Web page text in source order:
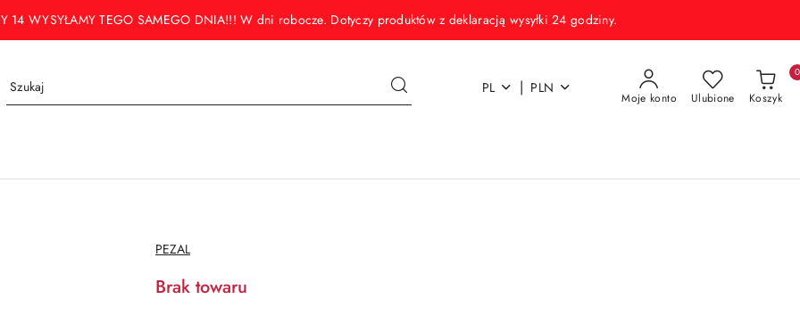
14 WYSYŁAMY TEGO SAMEGO DNIA!!! W dni robocze. Dotyczy produktów z deklaracją wysyłki 24 godziny.
PL | PLN
Moje konto Ulubione Koszyk
0
NAZWA
PRODUCENTA:
PEZAL
Brak towaru